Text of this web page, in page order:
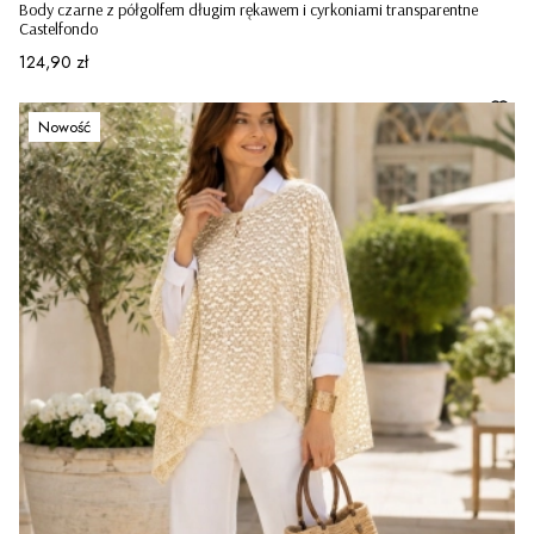
Body czarne z półgolfem długim rękawem i cyrkoniami transparentne
Castelfondo
Cena
124,90 zł
Nowość